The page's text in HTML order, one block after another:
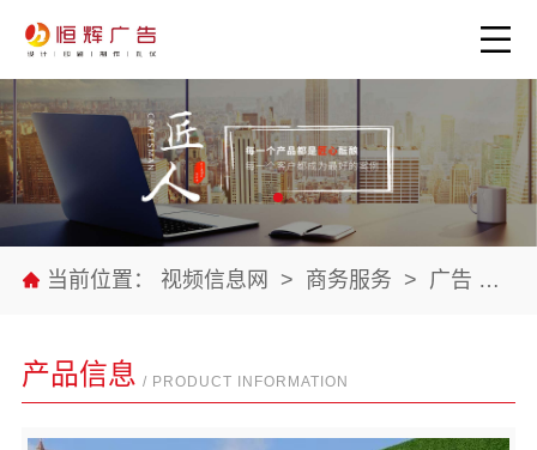
当前位置： 视频信息网 > 商务服务 > 广告 >
产品信息 / PRODUCT INFORMATION